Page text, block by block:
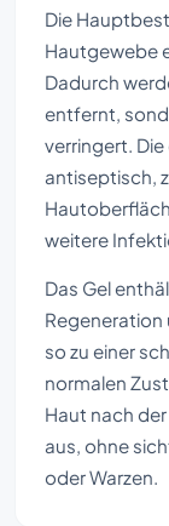
Die
Hautgewebe
Dadurch
entfernt,
verringert.
antiseptisch,
weitere
Das Gel
Regeneration
so zu einer
normalen
Haut nach
aus, ohne
oder Warzen.